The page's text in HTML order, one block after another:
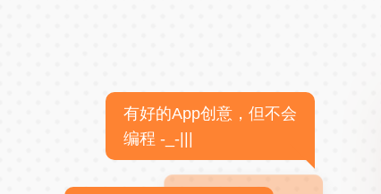
有好的App创意，但不会
编程 -_-|||